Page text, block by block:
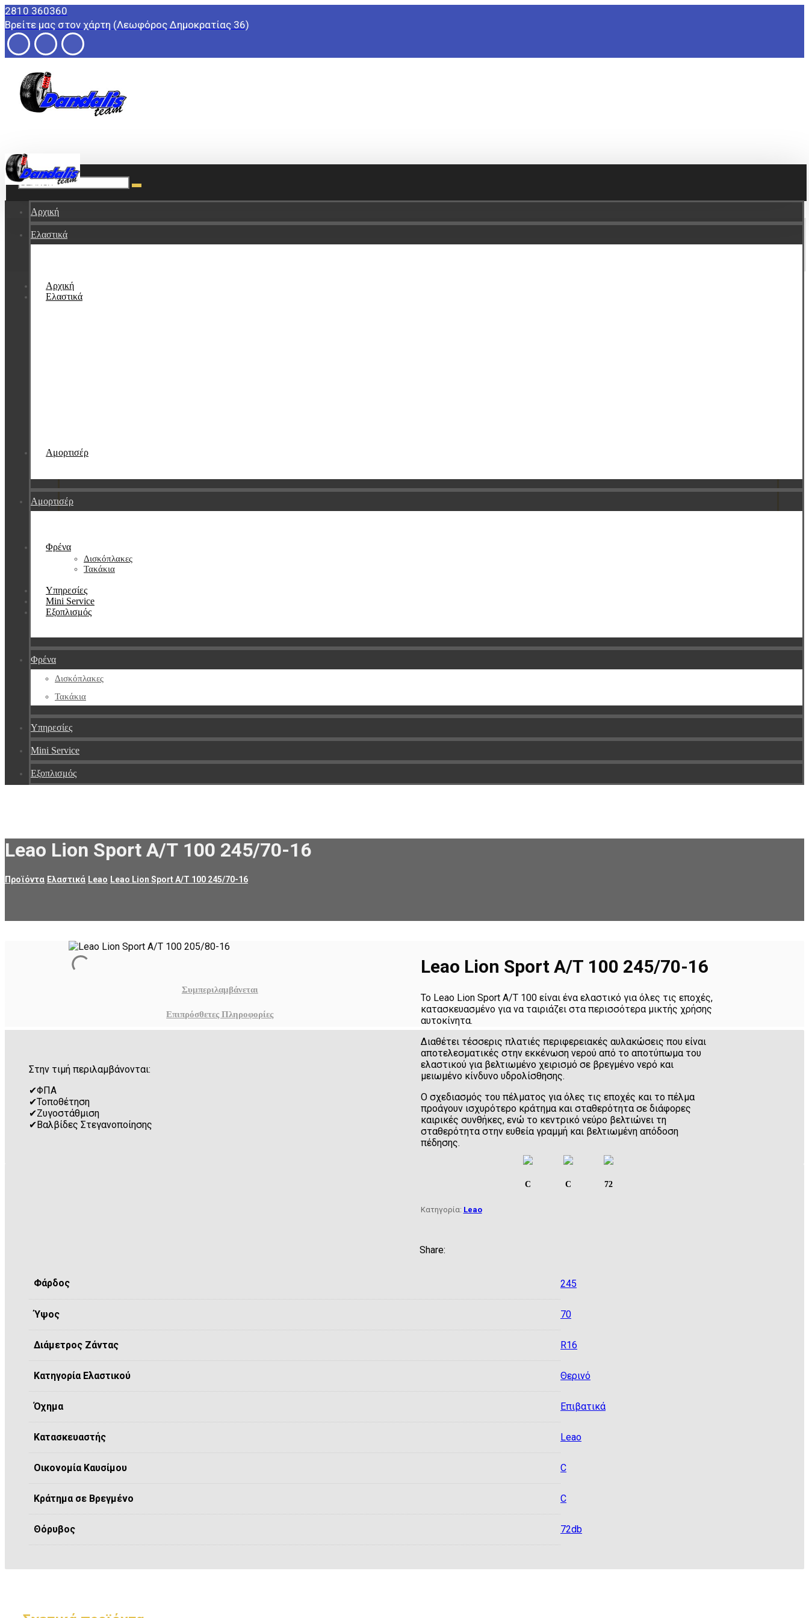
2810 360360
Βρείτε μας στον χάρτη (Λεωφόρος Δημοκρατίας 36)
Αρχική
Ελαστικά
Αμορτισέρ
Φρένα
Δισκόπλακες
Τακάκια
Υπηρεσίες
Mini Service
Εξοπλισμός
Αρχική
Ελαστικά
Αμορτισέρ
Φρένα
Δισκόπλακες
Τακάκια
Υπηρεσίες
Mini Service
Εξοπλισμός
Leao Lion Sport Α/Τ 100 245/70-16
Προϊόντα Ελαστικά Leao Leao Lion Sport Α/Τ 100 245/70-16
Leao Lion Sport Α/Τ 100 245/70-16
Το Leao Lion Sport Α/Τ 100 είναι ένα ελαστικό για όλες τις εποχές,
κατασκευασμένο για να ταιριάζει στα περισσότερα μικτής χρήσης
αυτοκίνητα.
Διαθέτει τέσσερις πλατιές περιφερειακές αυλακώσεις που είναι
αποτελεσματικές στην εκκένωση νερού από το αποτύπωμα του
ελαστικού για βελτιωμένο χειρισμό σε βρεγμένο νερό και
μειωμένο κίνδυνο υδρολίσθησης.
Ο σχεδιασμός του πέλματος για όλες τις εποχές και το πέλμα
προάγουν ισχυρότερο κράτημα και σταθερότητα σε διάφορες
καιρικές συνθήκες, ενώ το κεντρικό νεύρο βελτιώνει τη
σταθερότητα στην ευθεία γραμμή και βελτιωμένη απόδοση
πέδησης.
C C 72
Κατηγορία: Leao
Συμπεριλαμβάνεται
Επιπρόσθετες Πληροφορίες
Στην τιμή περιλαμβάνονται:
✔ΦΠΑ
✔Τοποθέτηση
✔Ζυγοστάθμιση
✔Βαλβίδες Στεγανοποίησης
Φάρδος 245
Ύψος 70
Διάμετρος Ζάντας R16
Κατηγορία Ελαστικού Θερινό
Όχημα Eπιβατικά
Κατασκευαστής Leao
Οικονομία Καυσίμου C
Κράτημα σε Βρεγμένο C
Θόρυβος 72db